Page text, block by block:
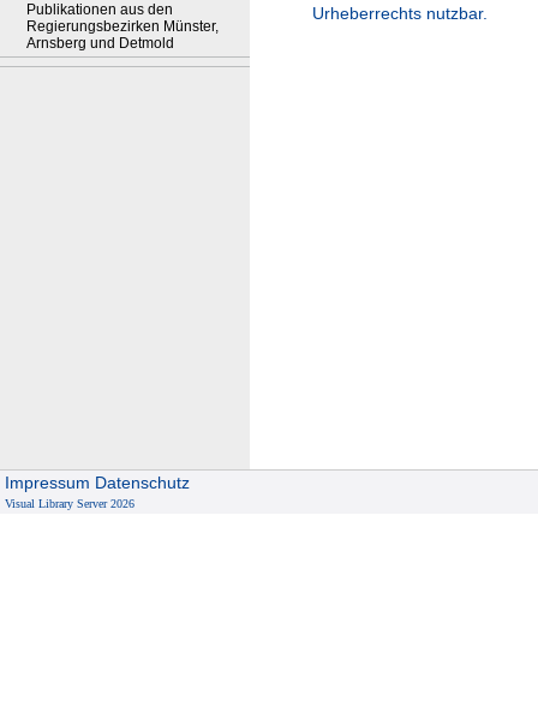
Publikationen aus den
Regierungsbezirken Münster,
Arnsberg und Detmold
Urheberrechts nutzbar.
Impressum Datenschutz
Visual Library Server 2026